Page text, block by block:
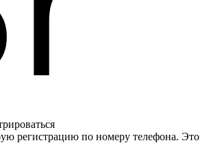
регистрацию по номеру телефона. Это